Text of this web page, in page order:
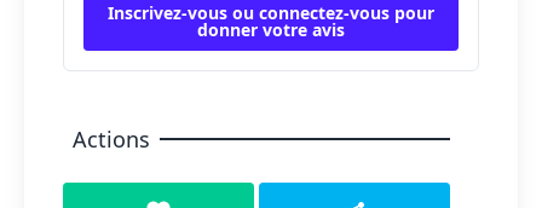
Inscrivez-vous ou connectez-vous pour
donner votre avis
Actions